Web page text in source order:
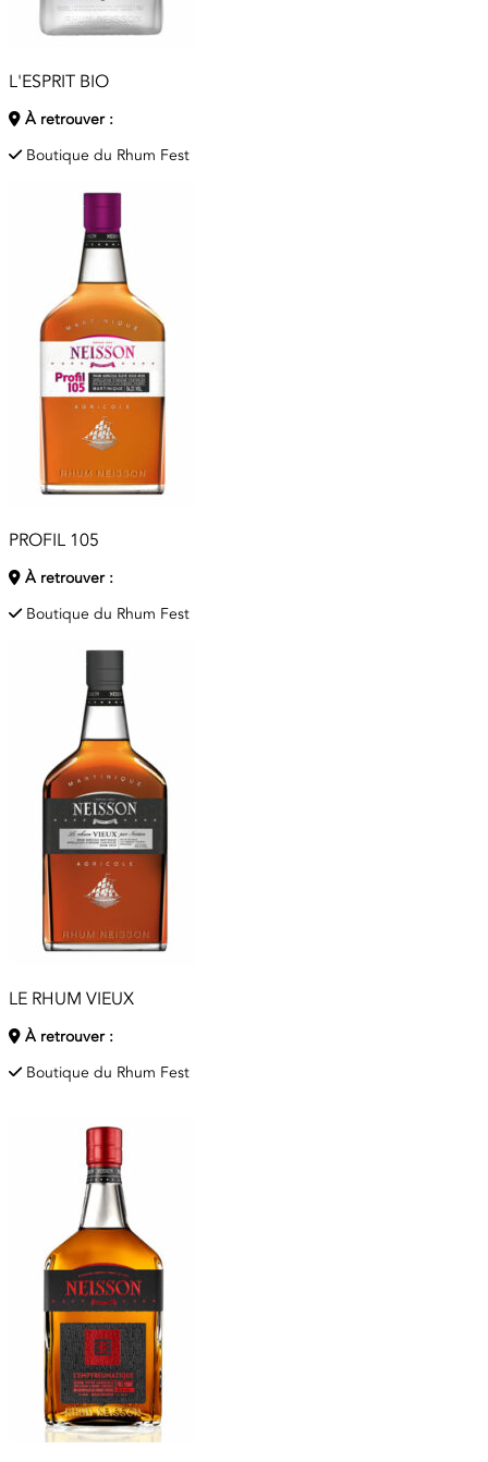
L'ESPRIT BIO
À retrouver :
Boutique du Rhum Fest
PROFIL 105
À retrouver :
Boutique du Rhum Fest
LE RHUM VIEUX
À retrouver :
Boutique du Rhum Fest